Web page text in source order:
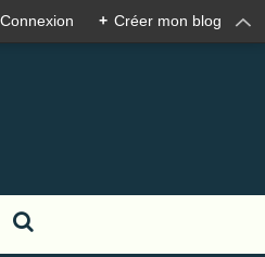
Connexion + Créer mon blog